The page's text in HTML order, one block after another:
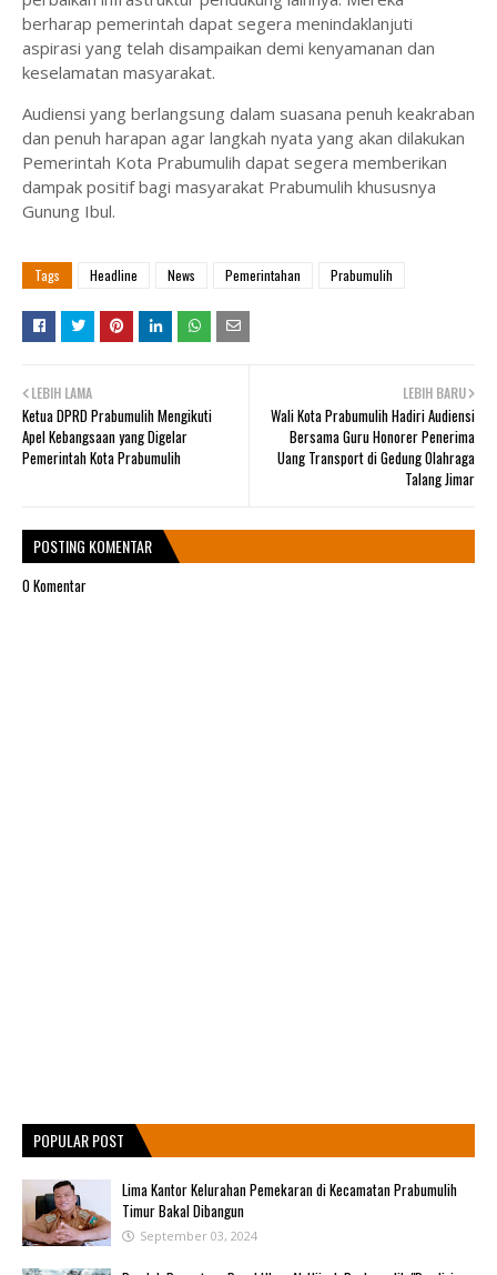
berharap pemerintah dapat segera menindaklanjuti
aspirasi yang telah disampaikan demi kenyamanan dan
keselamatan masyarakat.
Audiensi yang berlangsung dalam suasana penuh keakraban
dan penuh harapan agar langkah nyata yang akan dilakukan
Pemerintah Kota Prabumulih dapat segera memberikan
dampak positif bagi masyarakat Prabumulih khususnya
Gunung Ibul.
Tags Headline News Pemerintahan Prabumulih
LEBIH BARU
Wali Kota Prabumulih Hadiri Audiensi
Bersama Guru Honorer Penerima
Uang Transport di Gedung Olahraga
Talang Jimar
LEBIH LAMA
Ketua DPRD Prabumulih Mengikuti
Apel Kebangsaan yang Digelar
Pemerintah Kota Prabumulih
POSTING KOMENTAR
0 Komentar
POPULAR POST
Lima Kantor Kelurahan Pemekaran di Kecamatan Prabumulih
Timur Bakal Dibangun
September 03, 2024